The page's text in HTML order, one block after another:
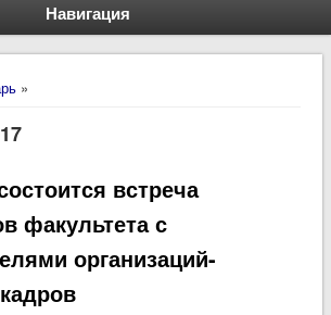
Навигация
»
встреча
факультета с
организаций-